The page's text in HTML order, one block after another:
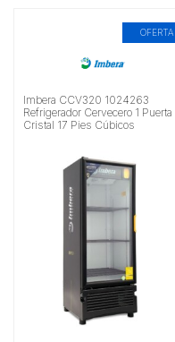
OFERTA
Imbera CCV320 1024263
Refrigerador Cervecero 1 Puerta
Cristal 17 Pies Cúbicos